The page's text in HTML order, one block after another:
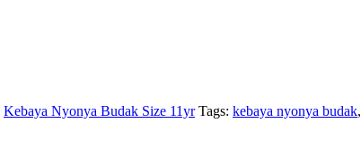
Kebaya Nyonya Budak Size 11yr Tags: kebaya nyonya budak,